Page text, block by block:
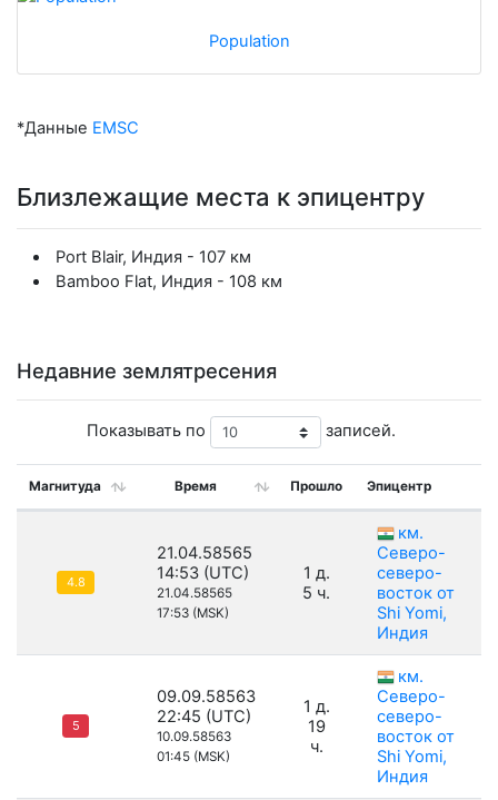
Population
*Данные EMSC
Близлежащие места к эпицентру
Port Blair, Индия - 107 км
Bamboo Flat, Индия - 108 км
Недавние землятресения
Показывать по записей.
Магнитуда Время Прошло Эпицентр
4.8
21.04.58565
14:53 (UTC)
21.04.58565
17:53 (MSK)
1 д.
5 ч.
км.
Северо-
северо-
восток от
Shi Yomi,
Индия
5
09.09.58563
22:45 (UTC)
10.09.58563
01:45 (MSK)
1 д.
19
ч.
км.
Северо-
северо-
восток от
Shi Yomi,
Индия